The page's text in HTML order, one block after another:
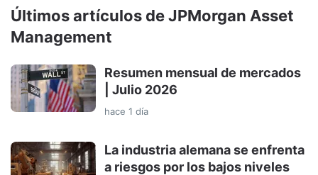
Últimos artículos de JPMorgan Asset
Management
Resumen mensual de mercados
| Julio 2026
hace 1 día
La industria alemana se enfrenta
a riesgos por los bajos niveles